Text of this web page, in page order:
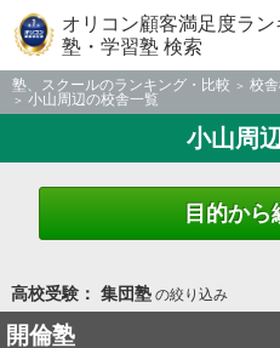
オリコン顧客満足度ラン
塾・学習塾 検索
塾、スクールのランキング・比較 校
小山周辺の校舎一覧
小山周
目的から
高校受験： 集団塾の絞り込み
開倫塾